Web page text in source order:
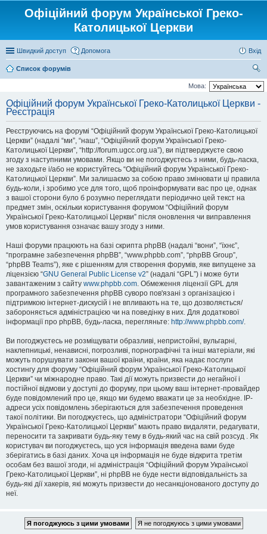
Офіційний форум Української Греко-
Католицької Церкви
Швидкий доступ Допомога Вхід
Список форумів
ош
Мова:
Офіційний форум Української Греко-Католицької Церкви -
Реєстрація
Реєструючись на форумі “Офіційний форум Української Греко-Католицької
Церкви” (надалі “ми”, “наш”, “Офіційний форум Української Греко-
Католицької Церкви”, “http://forum.ugcc.org.ua”), ви підтверджуєте свою
згоду з наступними умовами. Якщо ви не погоджуєтесь з ними, будь-ласка,
не заходьте і/або не користуйтесь “Офіційний форум Української Греко-
Католицької Церкви”. Ми залишаємо за собою право змінювати ці правила
будь-коли, і зробимо усе для того, щоб проінформувати вас про це, однак
з вашої сторони було б розумно переглядати періодично цей текст на
предмет змін, оскільки користування форумом “Офіційний форум
Української Греко-Католицької Церкви” після оновлення чи виправлення
умов користування означає вашу згоду з ними.
Наші форуми працюють на базі скрипта phpBB (надалі “вони”, “їхнє”,
“програмне забезпечення phpBB”, “www.phpbb.com”, “phpBB Group”,
“phpBB Teams”), яке є рішенням для створення форумів, яке випущене за
ліцензією “GNU General Public License v2” (надалі “GPL”) і може бути
завантаженим з сайту www.phpbb.com. Обмеження ліцензії GPL для
програмного забезпечення phpBB суворо пов'язані з організацією і
підтримкою інтернет-дискусій і не впливають на те, що дозволяється/
забороняється адміністрацією чи на поведінку в них. Для додаткової
інформації про phpBB, будь-ласка, перегляньте: http://www.phpbb.com/.
Ви погоджуєтесь не розміщувати образливі, непристойні, вульгарні,
наклепницькі, ненависні, погрозливі, порнографічні та інші матеріали, які
можуть порушувати закони вашої країни, країни, яка надає послуги
хостингу для форуму “Офіційний форум Української Греко-Католицької
Церкви” чи міжнародне право. Такі дії можуть призвести до негайної і
постійної відмови у доступі до форуму, при цьому ваш інтернет-провайдер
буде повідомлений про це, якщо ми будемо вважати це за необхідне. IP-
адреси усіх повідомлень зберігаються для забезпечення проведення
такої політики. Ви погоджуєтесь, що адміністратори “Офіційний форум
Української Греко-Католицької Церкви” мають право видаляти, редагувати,
переносити та закривати будь-яку тему в будь-який час на свій розсуд . Як
користувач ви погоджуєтесь, що уся інформація введена вами буде
зберігатись в базі даних. Хоча ця інформація не буде відкрита третім
особам без вашої згоди, ні адміністрація “Офіційний форум Української
Греко-Католицької Церкви”, ні phpBB не буде нести відповідальність за
будь-які дії хакерів, які можуть призвести до несанкціонованого доступу до
неї.